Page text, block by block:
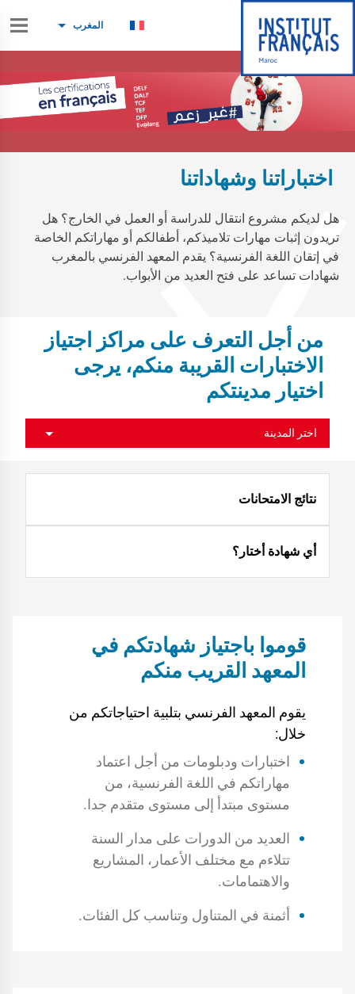
المغرب
اختباراتنا وشهاداتنا
هل لديكم مشروع انتقال للدراسة أو العمل في الخارج؟ هل
تريدون إثبات مهارات تلاميذكم، أطفالكم أو مهاراتكم الخاصة
في إتقان اللغة الفرنسية؟ يقدم المعهد الفرنسي بالمغرب
شهادات تساعد على فتح العديد من الأبواب.
من أجل التعرف على مراكز اجتياز
الاختبارات القريبة منكم، يرجى
اختيار مدينتكم
اختر المدينة
نتائج الامتحانات
أي شهادة أختار؟
قوموا باجتياز شهادتكم في
المعهد القريب منكم
يقوم المعهد الفرنسي بتلبية احتياجاتكم من
خلال:
اختبارات ودبلومات من أجل اعتماد
مهاراتكم في اللغة الفرنسية، من
مستوى مبتدأ إلى مستوى متقدم جدا.
العديد من الدورات على مدار السنة
تتلاءم مع مختلف الأعمار، المشاريع
والاهتمامات.
أثمنة في المتناول وتناسب كل الفئات.